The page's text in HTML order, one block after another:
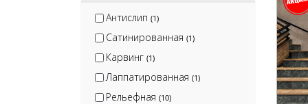
Антислип (1)
Сатинированная (1)
Карвинг (1)
Лаппатированная (1)
Рельефная (10)